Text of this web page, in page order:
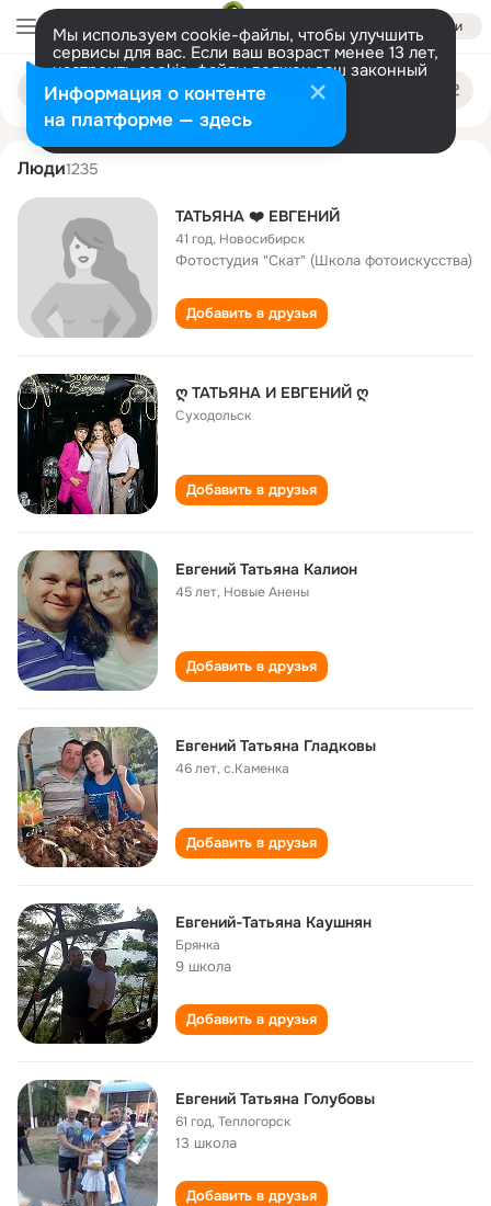
Войти
Мы используем cookie-файлы, чтобы улучшить
сервисы для вас. Если ваш возраст менее 13 лет,
настроить cookie-файлы должен ваш законный
представитель. Больше информации
Разрешить все Настроить
Поиск
людям
tatyana evgeniy
Люди1235
ТАТЬЯНА ❤️ ЕВГЕНИЙ
41 год, Новосибирск
Фотостудия "Скат" (Школа фотоискусства)
Добавить в друзья
ღ ТАТЬЯНА И ЕВГЕНИЙ ღ
Суходольск
Добавить в друзья
Евгений Татьяна Калион
45 лет, Новые Анены
Добавить в друзья
Евгений Татьяна Гладковы
46 лет,с.Каменка
Добавить в друзья
Евгений-Татьяна Каушнян
Брянка
9 школа
Добавить в друзья
Евгений Татьяна Голубовы
61 год,Теплогорск
13 школа
Добавить в друзья
Информация о контенте
на платформе — здесь